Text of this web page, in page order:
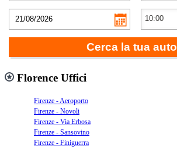
Cerca la tua auto
Florence Uffici
Firenze - Aeroporto
Firenze - Novoli
Firenze - Via Erbosa
Firenze - Sansovino
Firenze - Finiguerra